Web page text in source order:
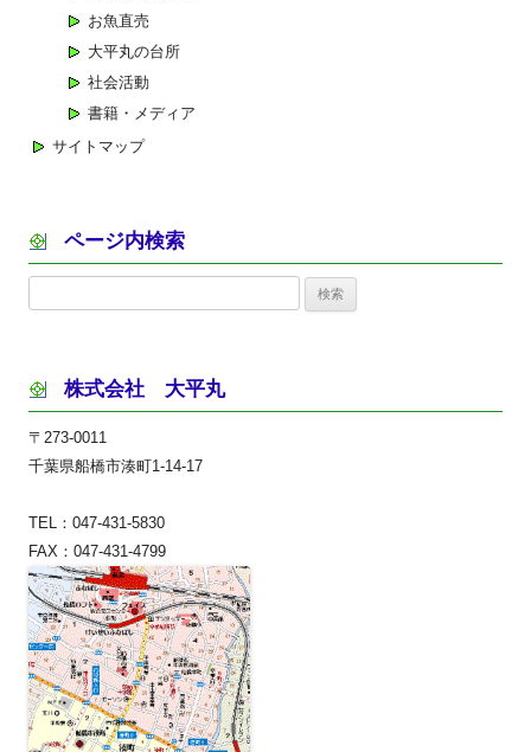
お魚直売
大平丸の台所
社会活動
書籍・メディア
サイトマップ
ページ内検索
株式会社 大平丸
〒273-0011
千葉県船橋市湊町1-14-17
TEL：047-431-5830
FAX：047-431-4799